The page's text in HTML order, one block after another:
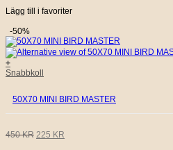
Lägg till i favoriter
-50%
+
Snabbkoll
50X70 MINI BIRD MASTER
450KR DET
225 KR